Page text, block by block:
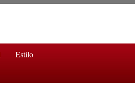
Estilo